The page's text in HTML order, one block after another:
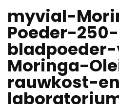
myvial-
Poeder-
Moringa-
rauwkost-